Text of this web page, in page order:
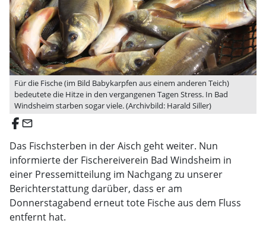
Für die Fische (im Bild Babykarpfen aus einem anderen Teich)
bedeutete die Hitze in den vergangenen Tagen Stress. In Bad
Windsheim starben sogar viele. (Archivbild: Harald Siller)
email
Das Fischsterben in der Aisch geht weiter. Nun
informierte der Fischereiverein Bad Windsheim in
einer Pressemitteilung im Nachgang zu unserer
Berichterstattung darüber, dass er am
Donnerstagabend erneut tote Fische aus dem Fluss
entfernt hat.